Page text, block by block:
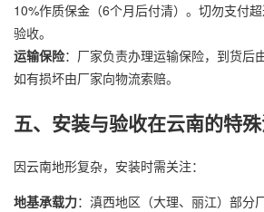
10%作质保金（6个月后付清）。切勿支付
验收。
运输保险：厂家负责办理运输保险，到货后
如有损坏由厂家向物流索赔。
五、安装与验收在云南的特
因云南地形复杂，安装时需关注：
地基承载力：滇西地区（大理、丽江）部分